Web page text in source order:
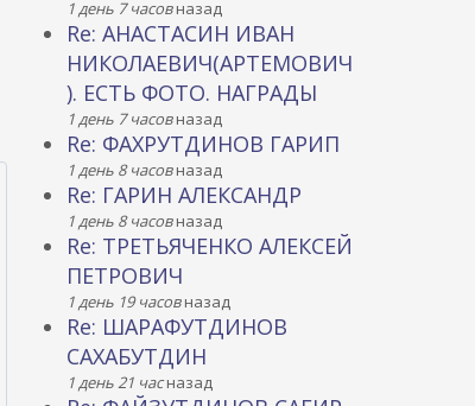
1 день 7 часовназад
Re: АНАСТАСИН ИВАН
НИКОЛАЕВИЧ(АРТЕМОВИЧ
). ЕСТЬ ФОТО. НАГРАДЫ
1 день 7 часовназад
Re: ФАХРУТДИНОВ ГАРИП
1 день 8 часовназад
Re: ГАРИН АЛЕКСАНДР
1 день 8 часовназад
Re: ТРЕТЬЯЧЕНКО АЛЕКСЕЙ
ПЕТРОВИЧ
1 день 19 часовназад
Re: ШАРАФУТДИНОВ
САХАБУТДИН
1 день 21 часназад